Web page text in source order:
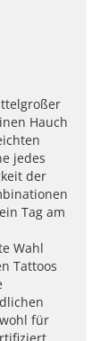
Hauch
jedes
der
Tag am
Wahl
Tattoos
für